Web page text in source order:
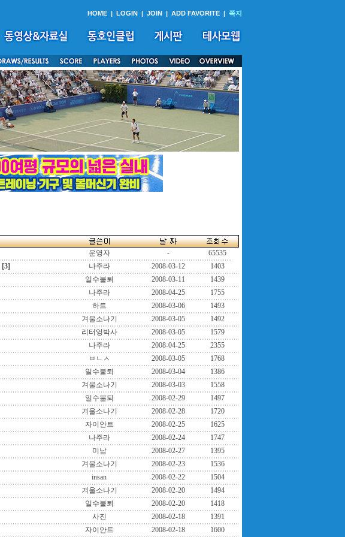
HOME | LOGIN | JOIN | ADD FAVORITE | 쪽지
운영자 -
65535
[3] 나주라 2008-03-12
1403
일수불퇴 2008-03-11
1439
나주라 2008-04-25
1755
하트 2008-03-06
1493
겨울소나기 2008-03-05
1492
리터엉박사 2008-03-05
1579
나주라 2008-04-25
2355
ㅂㄴㅅ 2008-03-05
1768
일수불퇴 2008-03-04
1386
겨울소나기 2008-03-03
1558
일수불퇴 2008-02-29
1497
겨울소나기 2008-02-28
1720
자이안트 2008-02-25
1625
나주라 2008-02-24
1747
미남 2008-02-27
1395
겨울소나기 2008-02-23
1536
insan 2008-02-22
1504
겨울소나기 2008-02-20
1494
일수불퇴 2008-02-20
1418
사진 2008-02-18
1391
자이안트 2008-02-18 1600